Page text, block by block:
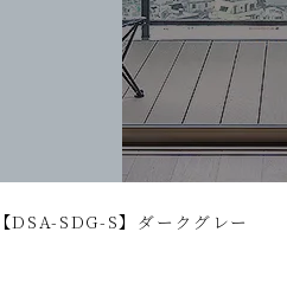
【DSA-SDG-S】ダークグレー